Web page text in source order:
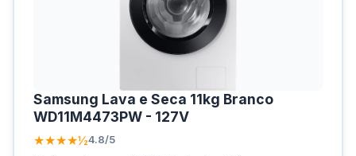
Samsung Lava e Seca 11kg Branco
WD11M4473PW - 127V
★★★★½4.8/5